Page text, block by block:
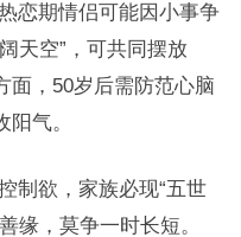
恋期情侣可能因小事争
天空”，可共同摆放
面，50岁后需防范心脑
气。
制欲，家族必现“五世
缘，莫争一时长短。